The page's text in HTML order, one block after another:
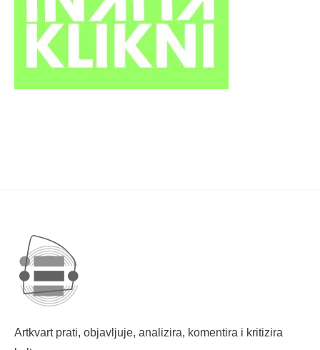
Artkvart prati, objavljuje, analizira, komentira i kritizira